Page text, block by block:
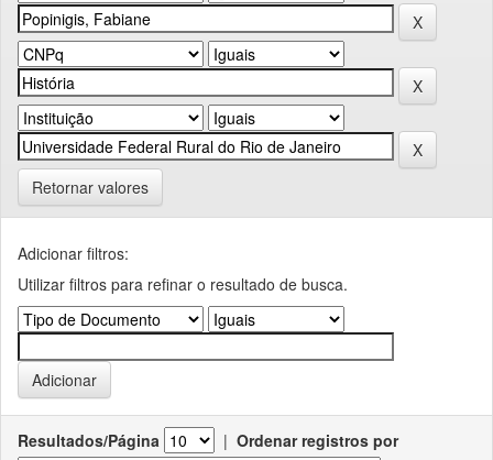
Retornar valores
Adicionar filtros:
Utilizar filtros para refinar o resultado de busca.
Resultados/Página | Ordenar registros por